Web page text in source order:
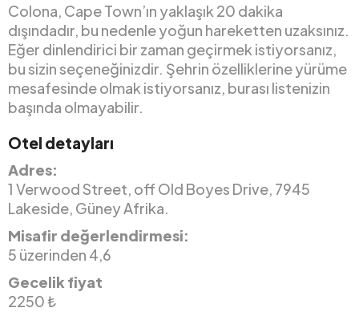
Colona, Cape Town’ın yaklaşık 20 dakika
dışındadır, bu nedenle yoğun hareketten uzaksınız.
Eğer dinlendirici bir zaman geçirmek istiyorsanız,
bu sizin seçeneğinizdir. Şehrin özelliklerine yürüme
mesafesinde olmak istiyorsanız, burası listenizin
başında olmayabilir.
Otel detayları
Adres:
1 Verwood Street, off Old Boyes Drive, 7945
Lakeside, Güney Afrika.
Misafir değerlendirmesi:
5 üzerinden 4,6
Gecelik fiyat
2250 ₺